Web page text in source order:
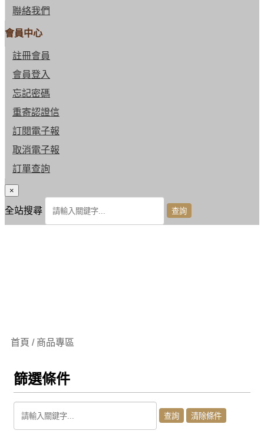
聯絡我們
會員中心
註冊會員
會員登入
忘記密碼
重寄認證信
訂閱電子報
取消電子報
訂單查詢
×
全站搜尋
首頁 / 商品專區
篩選條件